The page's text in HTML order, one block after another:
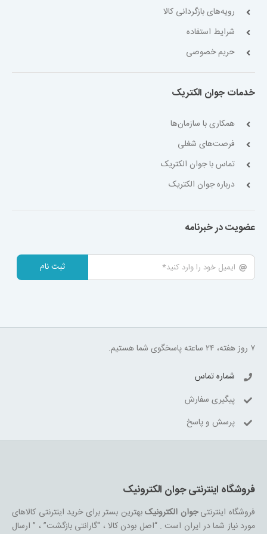
رویه‌های بازگردانی کالا
شرایط استفاده
حریم خصوصی
خدمات جوان الکتریک
همکاری با سازمان‌ها
فرصت‌های شغلی
تماس با جوان الکتریک
درباره جوان الکتریک
عضویت در خبرنامه
ثبت نام
۷ روز هفته، ۲۴ ساعته پاسخگوی شما هستیم.
شماره تماس
پیگیری سفارش
پرسش و پاسخ
فروشگاه اینترنتی جوان الکترونیک
فروشگاه اینترنتیجوان الکترونیکبهترین بستر برای خرید اینترنتی کالاهای
مورد نیاز شما در ایران است . “اصل بودن کالا ، “گارانتی بازگشت” ، ” ارسال